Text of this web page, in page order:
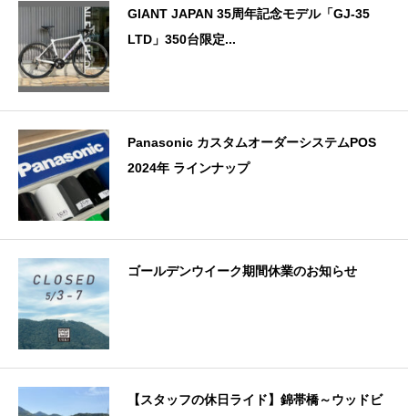
GIANT JAPAN 35周年記念モデル「GJ-35
LTD」350台限定...
Panasonic カスタムオーダーシステムPOS
2024年 ラインナップ
ゴールデンウイーク期間休業のお知らせ
【スタッフの休日ライド】錦帯橋～ウッドビ